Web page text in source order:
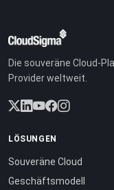
Die souveräne Cloud-
Provider weltweit.
LÖSUNGEN
Souveräne Cloud
Geschäftsmodell